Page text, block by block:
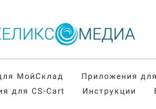
МойСклад Приложения
для CS-Cart
Инструкции